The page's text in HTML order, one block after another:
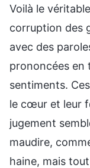
Voilà le
corruption des
avec des
prononcées en
sentiments.
le cœur et leur
jugement
maudire,
haine, mais